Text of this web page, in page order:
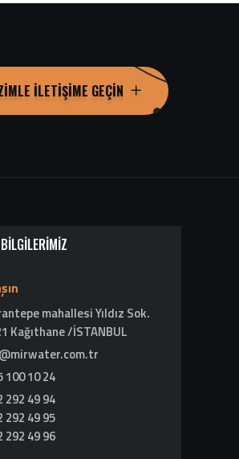
İLETIŞIME GEÇIN
mahallesi Yıldız Sok.
Kağıthane /İSTANBUL
100 10 24
292 49 94
292 49 95
292 49 96